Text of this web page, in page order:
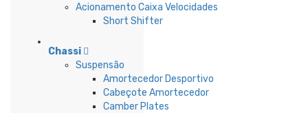
Acionamento Caixa Velocidades
Short Shifter
Chassi
Suspensão
Amortecedor Desportivo
Cabeçote Amortecedor
Camber Plates